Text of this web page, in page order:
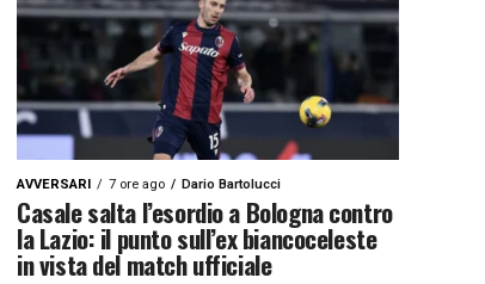
AVVERSARI 7 ore ago Dario Bartolucci
Casale salta l’esordio a Bologna contro
la Lazio: il punto sull’ex biancoceleste
in vista del match ufficiale